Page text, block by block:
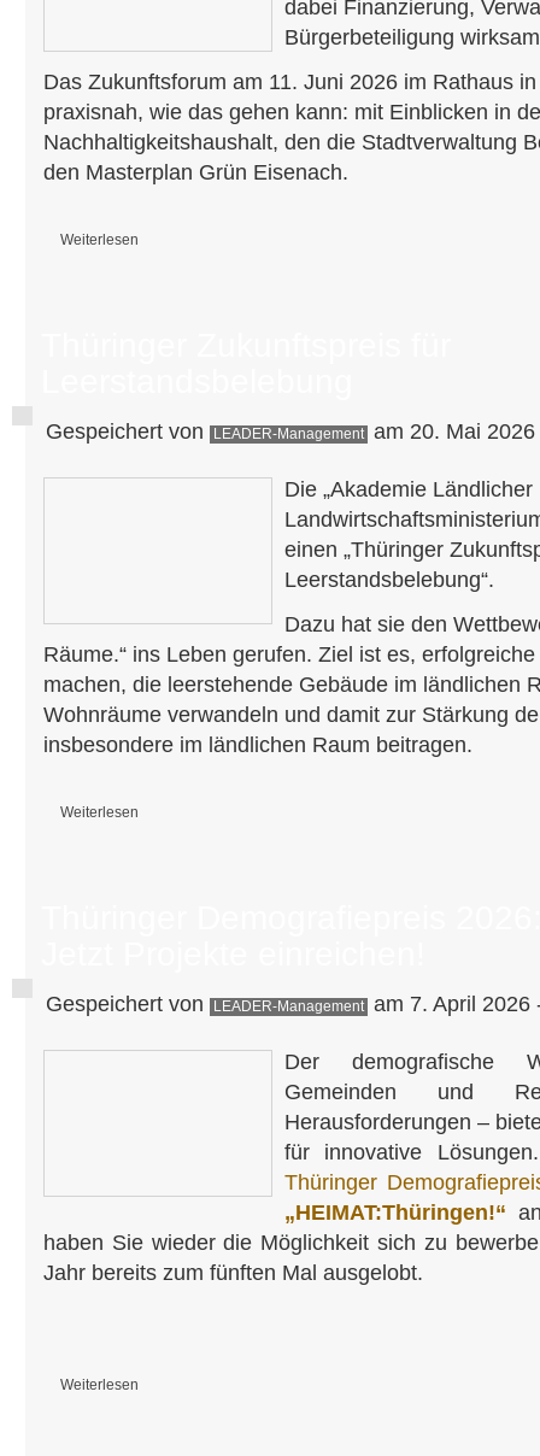
dabei Finanzierung,
Bürgerbeteiligung
Das Zukunftsforum am 11. Juni 2026 im Rathaus
praxisnah, wie das gehen kann: mit Einblicken in
Nachhaltigkeitshaushalt, den die Stadtverwaltung
den Masterplan Grün Eisenach.
Weiterlesen
Gespeichert von LEADER-Management am 20. Mai
Die „Akademie
einen „Thüringer
Leerstandsbelebung“.
Dazu hat sie den
Räume.“ ins Leben gerufen. Ziel ist es,
machen, die leerstehende Gebäude im ländlichen
Wohnräume verwandeln und damit zur Stärkung
insbesondere im ländlichen Raum beitragen.
Weiterlesen
Gespeichert von LEADER-Management am 7. April 2026
Der demografische
Gemeinden und
Herausforderungen –
für innovative
Thüringer
„HEIMAT:Thüringen!“
haben Sie wieder die Möglichkeit sich zu
Jahr bereits zum fünften Mal ausgelobt.
Weiterlesen